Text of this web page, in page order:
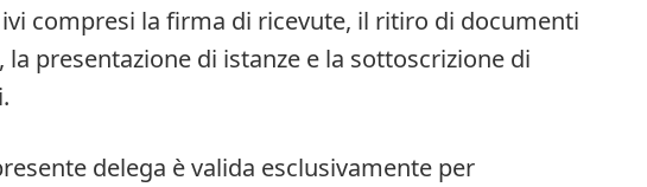
compresi la firma di ricevute, il ritiro di documenti
la presentazione di istanze e la sottoscrizione di
delega è valida esclusivamente per